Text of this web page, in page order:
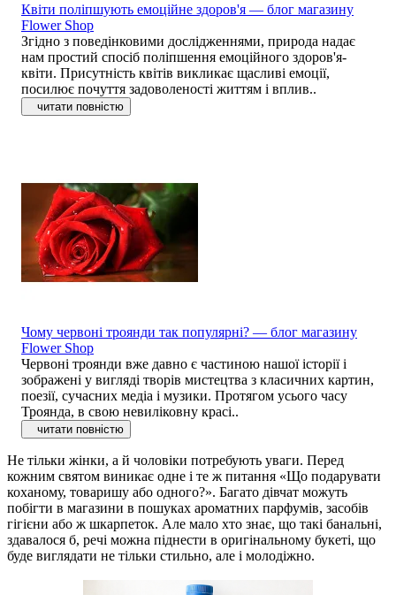
Квіти поліпшують емоційне здоров'я — блог магазину
Flower Shop
Згідно з поведінковими дослідженнями, природа надає
нам простий спосіб поліпшення емоційного здоров'я-
квіти. Присутність квітів викликає щасливі емоції,
посилює почуття задоволеності життям і вплив..
читати повністю
Чому червоні троянди так популярні? — блог магазину
Flower Shop
Червоні троянди вже давно є частиною нашої історії і
зображені у вигляді творів мистецтва з класичних картин,
поезії, сучасних медіа і музики. Протягом усього часу
Троянда, в свою невиліковну красі..
читати повністю
Не тільки жінки, а й чоловіки потребують уваги. Перед
кожним святом виникає одне і те ж питання «Що подарувати
коханому, товаришу або одного?». Багато дівчат можуть
побігти в магазини в пошуках ароматних парфумів, засобів
гігієни або ж шкарпеток. Але мало хто знає, що такі банальні,
здавалося б, речі можна піднести в оригінальному букеті, що
буде виглядати не тільки стильно, але і молодіжно.